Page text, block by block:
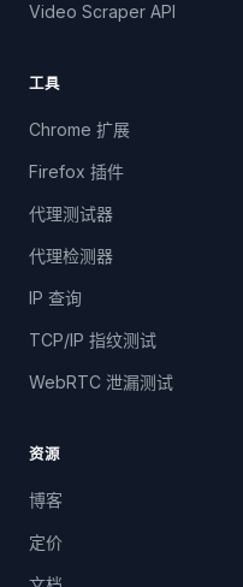
Video Scraper API
工具
Chrome 扩展
Firefox 插件
代理测试器
代理检测器
IP 查询
TCP/IP 指纹测试
WebRTC 泄漏测试
资源
博客
定价